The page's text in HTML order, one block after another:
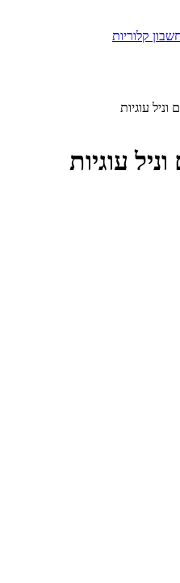
קלוריות
וניל עוגיות
עוגיות